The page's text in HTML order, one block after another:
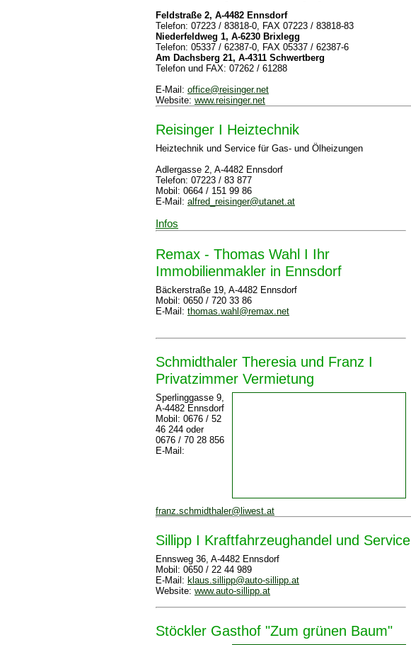
Feldstraße 2, A-4482 Ennsdorf
Telefon: 07223 / 83818-0, FAX 07223 / 83818-83
Niederfeldweg 1, A-6230 Brixlegg
Telefon: 05337 / 62387-0, FAX 05337 / 62387-6
Am Dachsberg 21, A-4311 Schwertberg
Telefon und FAX: 07262 / 61288
E-Mail: office@reisinger.net
Website: www.reisinger.net
Reisinger I Heiztechnik
Heiztechnik und Service für Gas- und Ölheizungen
Adlergasse 2, A-4482 Ennsdorf
Telefon: 07223 / 83 877
Mobil: 0664 / 151 99 86
E-Mail: alfred_reisinger@utanet.at
Infos
Remax - Thomas Wahl I Ihr
Immobilienmakler in Ennsdorf
Bäckerstraße 19, A-4482 Ennsdorf
Mobil: 0650 / 720 33 86
E-Mail: thomas.wahl@remax.net
Schmidthaler Theresia und Franz I
Privatzimmer Vermietung
Sperlinggasse 9,
A-4482 Ennsdorf
Mobil: 0676 / 52
46 244 oder
0676 / 70 28 856
E-Mail:
franz.schmidthaler@liwest.at
Sillipp I Kraftfahrzeughandel und Service
Ennsweg 36, A-4482 Ennsdorf
Mobil: 0650 / 22 44 989
E-Mail: klaus.sillipp@auto-sillipp.at
Website: www.auto-sillipp.at
Stöckler Gasthof "Zum grünen Baum"